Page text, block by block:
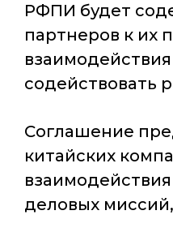
РФПИ будет
партнеров к их
содействовать
Соглашение
китайских
деловых